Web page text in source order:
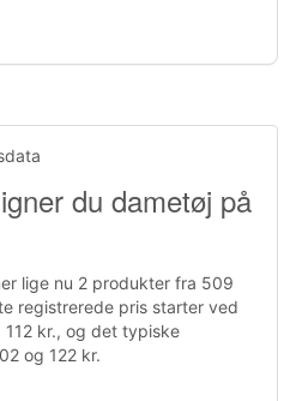
du dametøj på
lige nu 2 produkter fra 509
registrerede pris starter ved
kr., og det typiske
og 122 kr.